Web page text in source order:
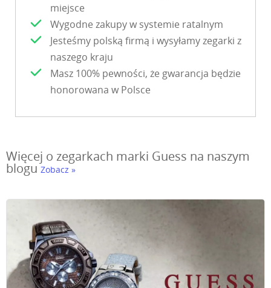
miejsce
Wygodne zakupy w systemie ratalnym
Jesteśmy polską firmą i wysyłamy zegarki z
naszego kraju
Masz 100% pewności, że gwarancja będzie
honorowana w Polsce
Więcej o zegarkach marki Guess na naszym
bloguZobacz »